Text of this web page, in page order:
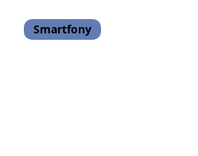
Smartfony